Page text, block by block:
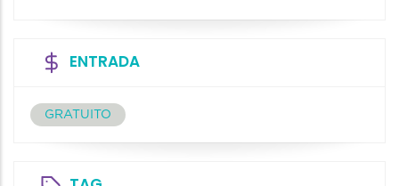
ENTRADA
GRATUITO